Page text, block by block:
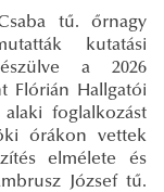
tű. őrnagy
kutatási
a 2026
Flórián Hallgatói
foglalkozást
órákon vettek
elmélete és
József tű.